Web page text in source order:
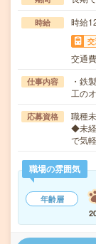
時給 時給
交通
仕事内容
・鉄
工の
応募資格
職種
◆未経
で気
職場の雰囲気
年齢層